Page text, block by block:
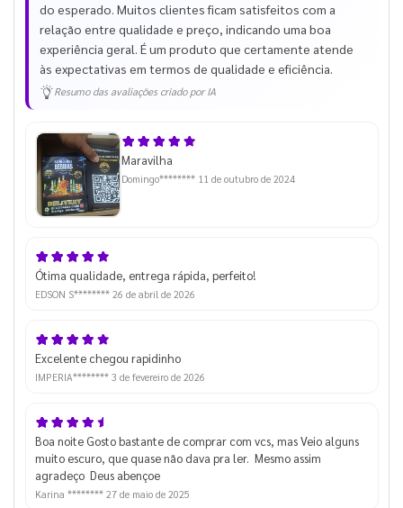
do esperado. Muitos clientes ficam satisfeitos com a
relação entre qualidade e preço, indicando uma boa
experiência geral. É um produto que certamente atende
às expectativas em termos de qualidade e eficiência.
Resumo das avaliações criado por IA
Maravilha
Domingo******** 11 de outubro de 2024
Ótima qualidade, entrega rápida, perfeito!
EDSON S******** 26 de abril de 2026
Excelente chegou rapidinho
IMPERIA******** 3 de fevereiro de 2026
Boa noite Gosto bastante de comprar com vcs, mas Veio alguns
muito escuro, que quase não dava pra ler. Mesmo assim
agradeço Deus abençoe
Karina ******** 27 de maio de 2025